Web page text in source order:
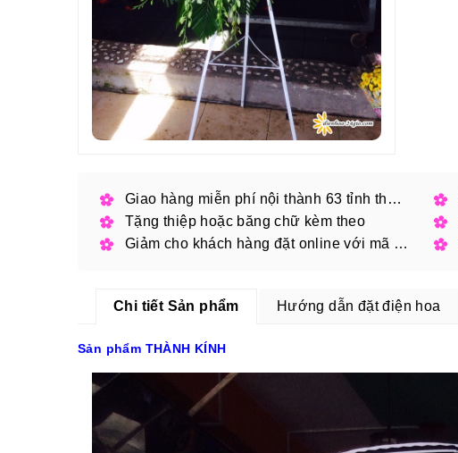
Giao hàng miễn phí nội thành 63 tỉnh thành phố
Tặng thiệp hoặc băng chữ kèm theo
Giảm cho khách hàng đặt online với mã giảm giá
Chi tiết Sản phẩm Hướng dẫn đặt điện hoa
Sản phẩm THÀNH KÍNH